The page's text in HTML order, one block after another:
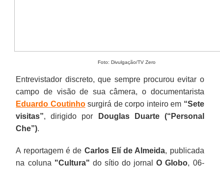
Foto: Divulgação/TV Zero
Entrevistador discreto, que sempre procurou evitar o
campo de visão de sua câmera, o documentarista
Eduardo Coutinhosurgirá de corpo inteiro em “Sete
visitas”, dirigido por Douglas Duarte (“Personal
Che”).
A reportagem é de Carlos Elí de Almeida, publicada
na coluna "Cultura" do sítio do jornalO Globo, 06-